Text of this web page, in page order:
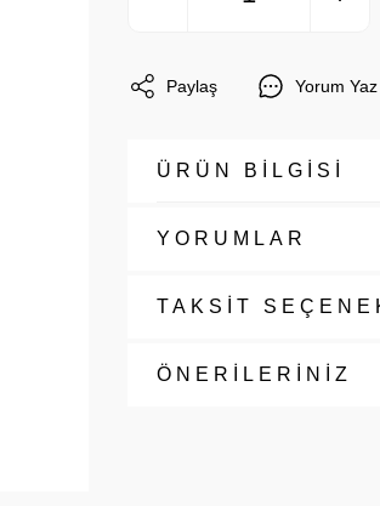
Paylaş Yorum Yaz
ÜRÜN BİLGİSİ
YORUMLAR
TAKSİT
ÖNERİLERİNİZ